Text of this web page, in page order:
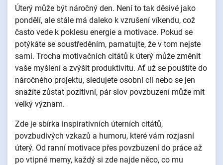
Úterý může být náročný den. Není to tak děsivé jako
pondělí, ale stále má daleko k vzrušení víkendu, což
často vede k poklesu energie a motivace. Pokud se
potýkáte se soustředěním, pamatujte, že v tom nejste
sami. Trocha motivačních citátů k úterý může změnit
vaše myšlení a zvýšit produktivitu. Ať už se pouštíte do
náročného projektu, sledujete osobní cíl nebo se jen
snažíte zůstat pozitivní, pár slov povzbuzení může mít
velký význam.
Zde je sbírka inspirativních úterních citátů,
povzbudivých vzkazů a humoru, které vám rozjasní
úterý. Od ranní motivace přes povzbuzení do práce až
po vtipné memy, každý si zde najde něco, co mu